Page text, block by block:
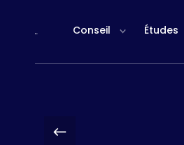
Conseil Études